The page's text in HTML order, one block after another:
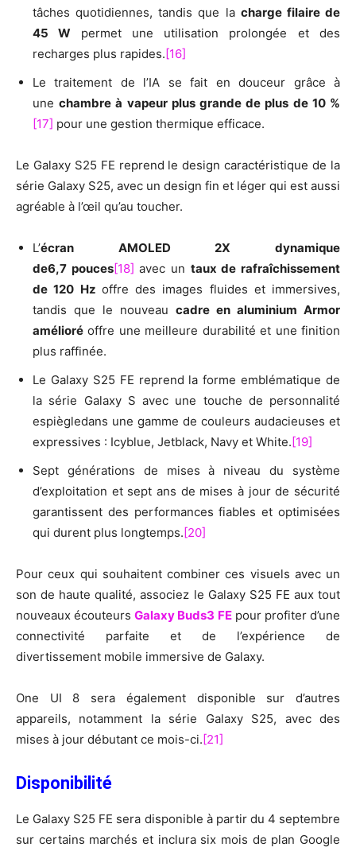
tâches quotidiennes, tandis que la charge filaire de
45 W permet une utilisation prolongée et des
recharges plus rapides.[16]
Le traitement de l’IA se fait en douceur grâce à
unechambre à vapeur plus grande de plus de 10 %
[17] pour une gestion thermique efficace.
Le Galaxy S25 FE reprend le design caractéristique de la
série Galaxy S25, avec un design fin et léger qui est aussi
agréable à l’œil qu’au toucher.
L’écran AMOLED 2X dynamique
de6,7 pouces[18] avec un taux de rafraîchissement
de 120 Hz offre des images fluides et immersives,
tandis que le nouveau cadre en aluminium Armor
amélioré offre une meilleure durabilité et une finition
plus raffinée.
Le Galaxy S25 FE reprend la forme emblématique de
la série Galaxy S avec une touche de personnalité
espiègledans une gamme de couleurs audacieuses et
expressives : Icyblue, Jetblack, Navy et White.[19]
Sept générations de mises à niveau du système
d’exploitation et sept ans de mises à jour de sécurité
garantissent des performances fiables et optimisées
qui durent plus longtemps.[20]
Pour ceux qui souhaitent combiner ces visuels avec un
son de haute qualité, associez le Galaxy S25 FE aux tout
nouveaux écouteursGalaxy Buds3 FEpour profiter d’une
connectivité parfaite et de l’expérience de
divertissement mobile immersive de Galaxy.
One UI 8 sera également disponible sur d’autres
appareils, notamment la série Galaxy S25, avec des
mises à jour débutant ce mois-ci.[21]
Disponibilité
Le Galaxy S25 FE sera disponible à partir du 4 septembre
sur certains marchés et inclura six mois de plan Google